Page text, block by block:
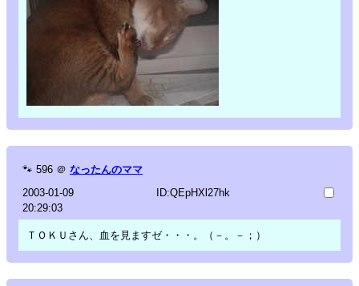
🐾 596 ＠ なったんのママ
2003-01-09
20:29:03
ID:QEpHXl27hk
ＴＯＫＵさん、血を見ますゼ・・・。（－。－；）